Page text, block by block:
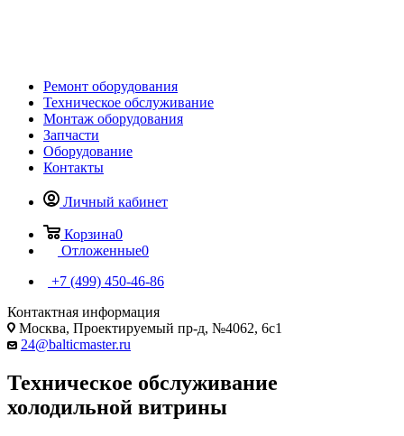
Ремонт оборудования
Техническое обслуживание
Монтаж оборудования
Запчасти
Оборудование
Контакты
Личный кабинет
Корзина0
Отложенные0
+7 (499) 450-46-86
Контактная информация
Москва, Проектируемый пр-д, №4062, 6с1
24@balticmaster.ru
Техническое обслуживание
холодильной витрины